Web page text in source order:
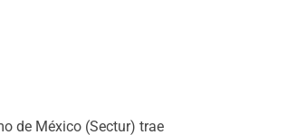
de México (Sectur) trae